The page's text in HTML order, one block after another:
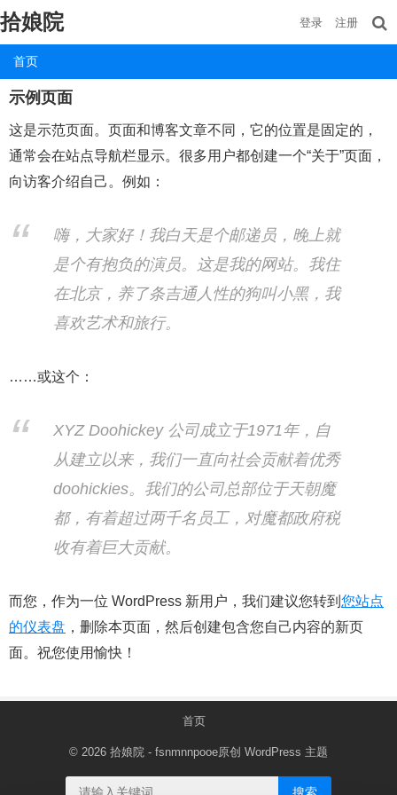
拾娘院
首页
登录 注册
示例页面
这是示范页面。页面和博客文章不同，它的位置是固定的，
通常会在站点导航栏显示。很多用户都创建一个“关于”页面，
向访客介绍自己。例如：
嗨，大家好！我白天是个邮递员，晚上就
是个有抱负的演员。这是我的网站。我住
在北京，养了条吉通人性的狗叫小黑，我
喜欢艺术和旅行。
……或这个：
XYZ Doohickey 公司成立于1971年，自
从建立以来，我们一直向社会贡献着优秀
doohickies。我们的公司总部位于天朝魔
都，有着超过两千名员工，对魔都政府税
收有着巨大贡献。
而您，作为一位 WordPress 新用户，我们建议您转到 您站点
的仪表盘 ，删除本页面，然后创建包含您自己内容的新页
面。祝您使用愉快！
首页
© 2026 拾娘院 - fsnmnnpooe原创 WordPress 主题